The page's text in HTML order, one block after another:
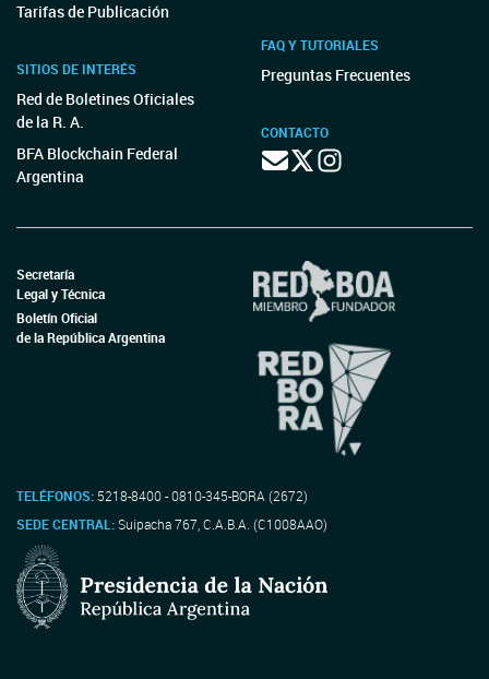
Tarifas de Publicación
SITIOS DE INTERÉS
Red de Boletines Oficiales
de la R. A.
BFA Blockchain Federal
Argentina
FAQ Y TUTORIALES
Preguntas Frecuentes
CONTACTO
Secretaría
Legal y Técnica
Boletín Oficial
de la República Argentina
TELÉFONOS: 5218-8400 - 0810-345-BORA (2672)
SEDE CENTRAL:Suipacha 767, C.A.B.A. (C1008AAO)